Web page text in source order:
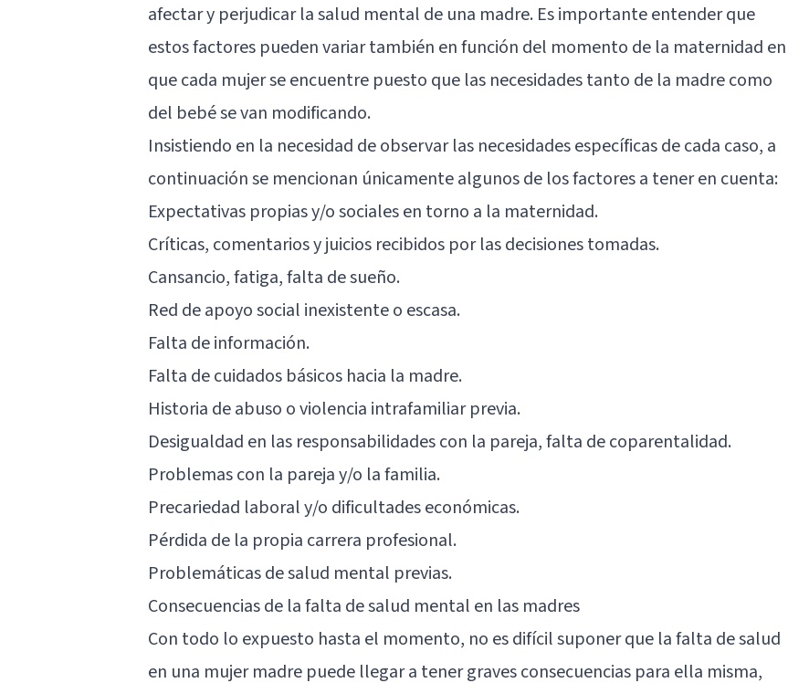
afectar y perjudicar la salud mental de una madre. Es importante entender que
estos factores pueden variar también en función del momento de la maternidad en
que cada mujer se encuentre puesto que las necesidades tanto de la madre como
del bebé se van modificando.
Insistiendo en la necesidad de observar las necesidades específicas de cada caso, a
continuación se mencionan únicamente algunos de los factores a tener en cuenta:
Expectativas propias y/o sociales en torno a la maternidad.
Críticas, comentarios y juicios recibidos por las decisiones tomadas.
Cansancio, fatiga, falta de sueño.
Red de apoyo social inexistente o escasa.
Falta de información.
Falta de cuidados básicos hacia la madre.
Historia de abuso o violencia intrafamiliar previa.
Desigualdad en las responsabilidades con la pareja, falta de coparentalidad.
Problemas con la pareja y/o la familia.
Precariedad laboral y/o dificultades económicas.
Pérdida de la propia carrera profesional.
Problemáticas de salud mental previas.
Consecuencias de la falta de salud mental en las madres
Con todo lo expuesto hasta el momento, no es difícil suponer que la falta de salud
en una mujer madre puede llegar a tener graves consecuencias para ella misma,